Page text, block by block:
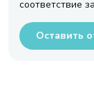
соответствие
Оставить